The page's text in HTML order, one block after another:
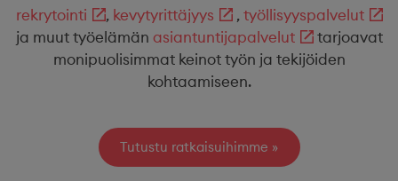
rekrytointi
, kevytyrittäjyys ,työllisyyspalvelut
ja muut työelämän asiantuntijapalvelut
tarjoavat
monipuolisimmat keinot työn ja tekijöiden
kohtaamiseen.
Tutustu ratkaisuihimme